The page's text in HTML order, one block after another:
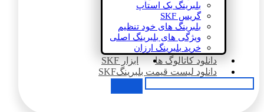
بلبرینگ بک استاپ
گریس SKF
بلبرینگ های خود تنظیم
ویژگی های بلبرینگ اصلی
خرید بلبرینگ ارزان
دانلود کاتالوگ ها
ابزار SKF
دانلود لیست قیمت بلبرینگSKF